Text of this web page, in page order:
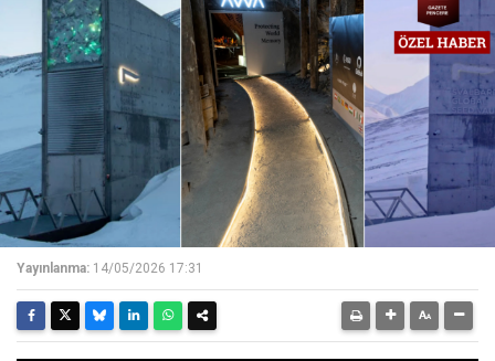
Yayınlanma: 14/05/2026 17:31